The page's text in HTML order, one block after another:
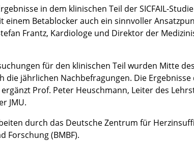
in dem klinischen Teil der SICFAIL-
einem Betablocker auch ein sinnvoller
Frantz, Kardiologe und Direktor der
für den klinischen Teil wurden Mitte
die jährlichen Nachbefragungen. Die
Prof. Peter Heuschmann, Leiter des
JMU.
durch das Deutsche Zentrum für
Forschung (BMBF).